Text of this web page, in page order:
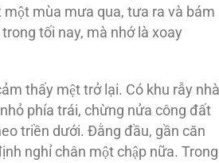
mùa mưa qua, tưa ra và bám
tối nay, mà nhớ là xoay
thấy mệt trở lại. Có khu rẫy nhà
phía trái, chừng nửa công đất
triền dưới. Đằng đầu, gần căn
nghỉ chân một chập nữa. Trong